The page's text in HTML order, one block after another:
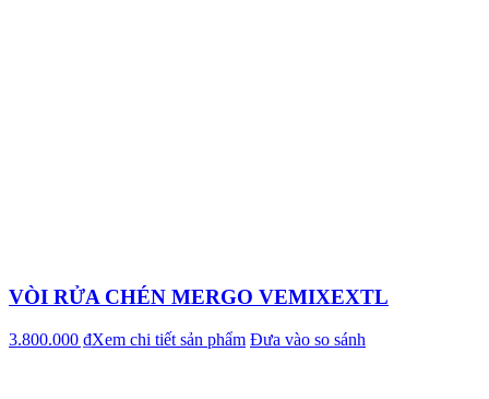
VÒI RỬA CHÉN MERGO VEMIXEXTL
3.800.000 ₫Xem chi tiết sản phẩm Đưa vào so sánh